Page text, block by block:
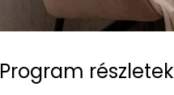
Program részletek